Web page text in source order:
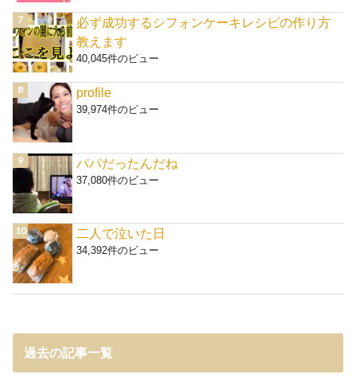
必ず成功するシフォンケーキレシピの作り方
教えます
40,045件のビュー
profile
39,974件のビュー
パパだったんだね
37,080件のビュー
二人で泣いた日
34,392件のビュー
過去の記事一覧